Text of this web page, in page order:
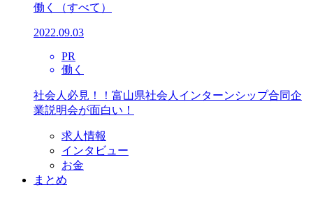
働く （すべて）
2022.09.03
PR
働く
社会人必見！！富山県社会人インターンシップ合同企
業説明会が面白い！
求人情報
インタビュー
お金
まとめ